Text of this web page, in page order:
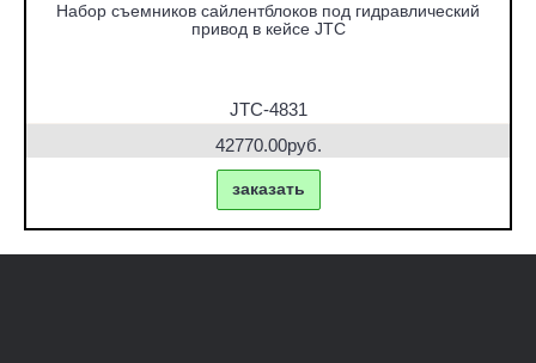
Набор съемников сайлентблоков под гидравлический
привод в кейсе JTC
JTC-4831
42770.00руб.
заказать